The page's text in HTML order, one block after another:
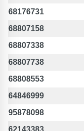
68176731
68807158
68807338
68807738
68808553
64846999
95878098